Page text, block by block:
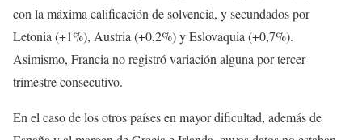
con la máxima calificación de solvencia, y secundados por
Letonia (+1%), Austria (+0,2%) y Eslovaquia (+0,7%).
Asimismo, Francia no registró variación alguna por tercer
trimestre consecutivo.
En el caso de los otros países en mayor dificultad, además de